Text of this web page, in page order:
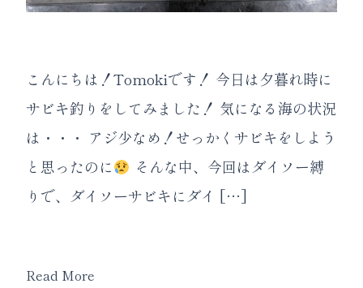
こんにちは！Tomokiです！ 今日は夕暮れ時に
サビキ釣りをしてみました！ 気になる海の状況
は・・・ アジ少なめ！せっかくサビキをしよう
と思ったのに
そんな中、今回はダイソー縛
りで、ダイソーサビキにダイ […]
Read More